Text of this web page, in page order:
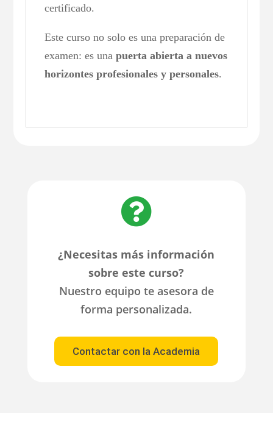
certificado.
Este curso no solo es una preparación de
examen: es unapuerta abierta a nuevos
horizontes profesionales y personales.

¿Necesitas más información
sobre este curso?
Nuestro equipo te asesora de
forma personalizada.
Contactar con la Academia